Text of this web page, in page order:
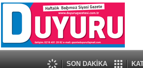
SON DAKİKA